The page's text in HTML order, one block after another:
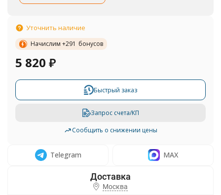
Уточнить наличие
Начислим +291 бонусов
5 820 ₽
Быстрый заказ
Запрос счета/КП
Сообщить о снижении цены
Telegram MAX
Москва